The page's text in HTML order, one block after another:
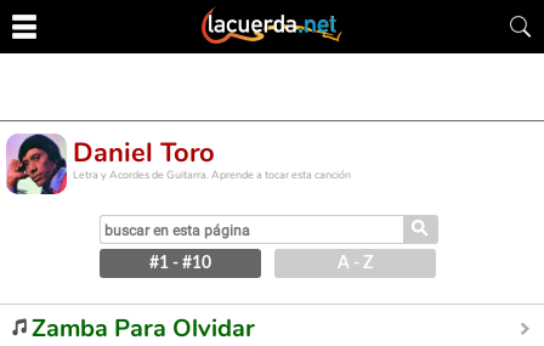
Daniel Toro
Letra y Acordes de Guitarra. Aprende a tocar esta canción
⚲
#1 - #10 A - Z
Zamba Para Olvidar